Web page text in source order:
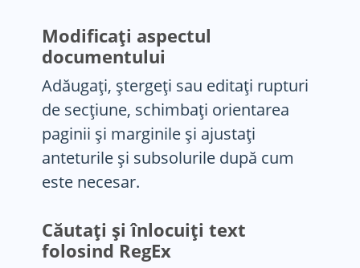
Modificați aspectul
documentului
Adăugați, ștergeți sau editați rupturi
de secțiune, schimbați orientarea
paginii și marginile și ajustați
anteturile și subsolurile după cum
este necesar.
Căutați și înlocuiți text
folosind RegEx